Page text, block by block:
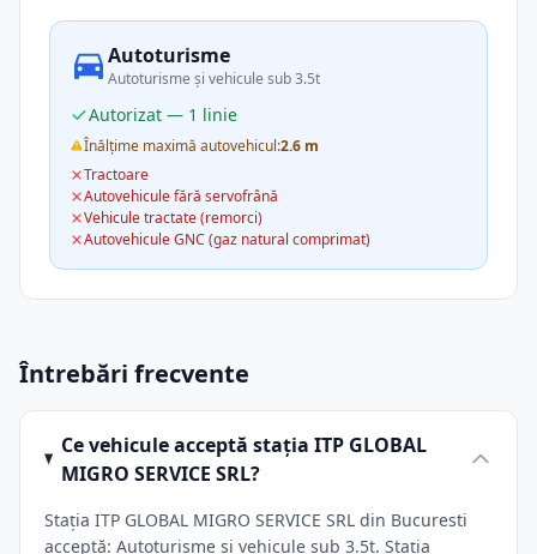
Autoturisme
Autoturisme și vehicule sub 3.5t
Autorizat — 1 linie
Înălțime maximă autovehicul:2.6 m
Tractoare
Autovehicule fără servofrână
Vehicule tractate (remorci)
Autovehicule GNC (gaz natural comprimat)
Întrebări frecvente
Ce vehicule acceptă stația ITP GLOBAL
MIGRO SERVICE SRL?
Stația ITP GLOBAL MIGRO SERVICE SRL din Bucuresti
acceptă: Autoturisme și vehicule sub 3.5t. Stația